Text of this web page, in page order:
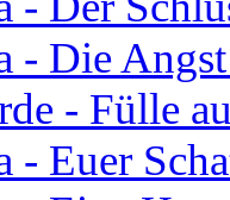
- Die
- Fülle
- Euer